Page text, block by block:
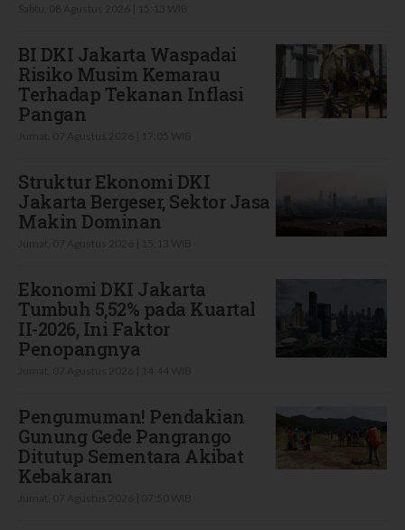
BI DKI Jakarta Waspadai
Risiko Musim Kemarau
Terhadap Tekanan Inflasi
Pangan
Struktur Ekonomi DKI
Jakarta Bergeser, Sektor Jasa
Makin Dominan
Ekonomi DKI Jakarta
Tumbuh 5,52% pada Kuartal
II-2026, Ini Faktor
Penopangnya
Pengumuman! Pendakian
Gunung Gede Pangrango
Ditutup Sementara Akibat
Kebakaran